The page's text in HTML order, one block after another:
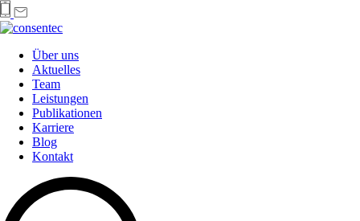
Über uns
Aktuelles
Team
Leistungen
Publikationen
Karriere
Blog
Kontakt